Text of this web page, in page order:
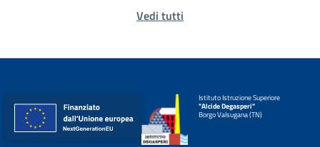
Vedi tutti
Istituto Istruzione Superiore
"Alcide Degasperi"
Borgo Valsugana (TN)